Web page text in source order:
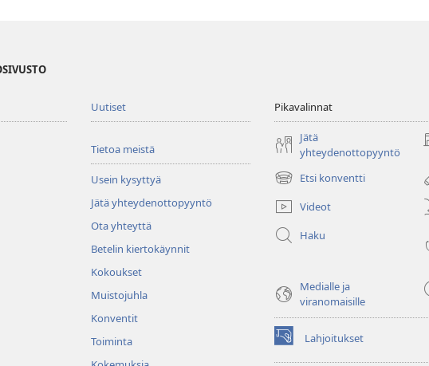
Uutiset
Tietoa meistä
Usein kysyttyä
Jätä yhteydenottopyyntö
Ota yhteyttä
Betelin kiertokäynnit
Kokoukset
Muistojuhla
Konventit
Toiminta
Pikavalinnat
Jätä
yhteydenottopyyntö
Etsi konventti
(avaa
uuden
ikkunan)
Videot
Haku
Medialle ja
viranomaisille
Lahjoitukset
(avaa
uuden